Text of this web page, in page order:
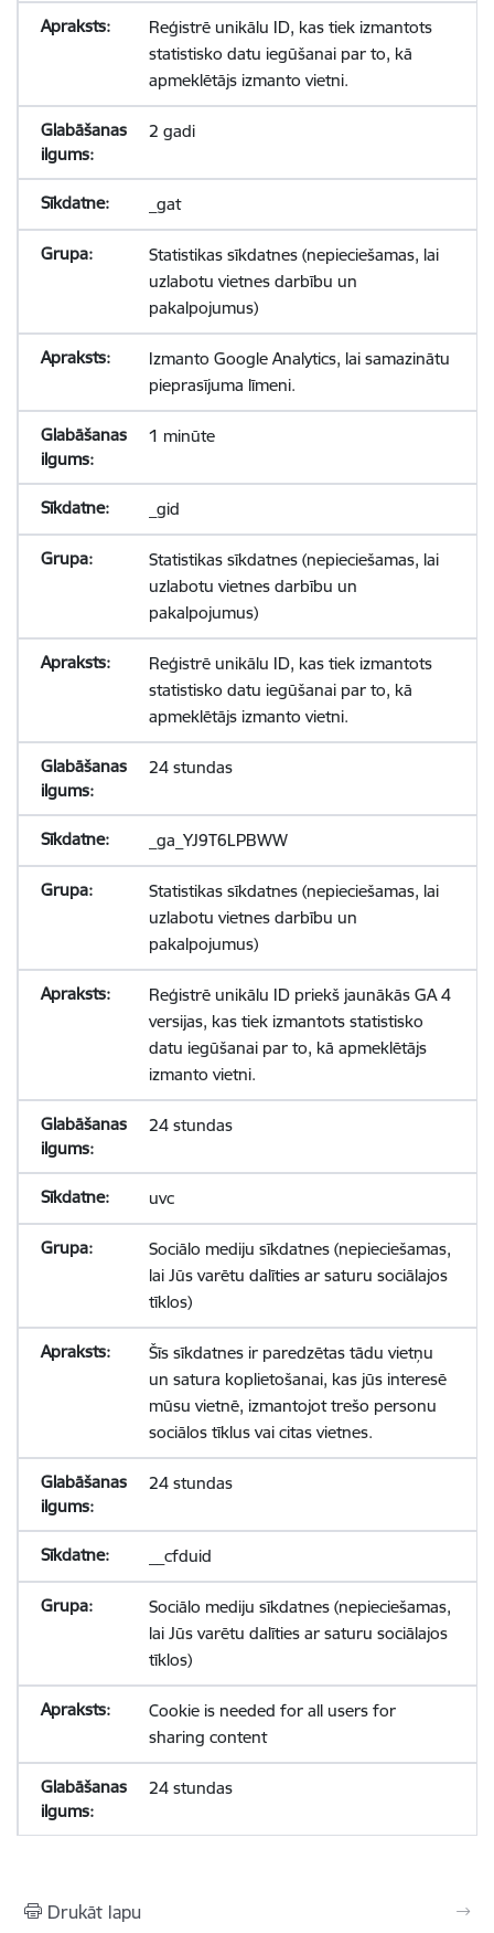
Reģistrē unikālu ID, kas tiek izmantots
statistisko datu iegūšanai par to, kā
apmeklētājs izmanto vietni.
2 gadi
_gat
Statistikas sīkdatnes (nepieciešamas, lai
uzlabotu vietnes darbību un
pakalpojumus)
Izmanto Google Analytics, lai samazinātu
pieprasījuma līmeni.
1 minūte
_gid
Statistikas sīkdatnes (nepieciešamas, lai
uzlabotu vietnes darbību un
pakalpojumus)
Reģistrē unikālu ID, kas tiek izmantots
statistisko datu iegūšanai par to, kā
apmeklētājs izmanto vietni.
24 stundas
_ga_YJ9T6LPBWW
Statistikas sīkdatnes (nepieciešamas, lai
uzlabotu vietnes darbību un
pakalpojumus)
Reģistrē unikālu ID priekš jaunākās GA 4
versijas, kas tiek izmantots statistisko
datu iegūšanai par to, kā apmeklētājs
izmanto vietni.
24 stundas
uvc
Sociālo mediju sīkdatnes (nepieciešamas,
lai Jūs varētu dalīties ar saturu sociālajos
tīklos)
Šīs sīkdatnes ir paredzētas tādu vietņu
un satura koplietošanai, kas jūs interesē
mūsu vietnē, izmantojot trešo personu
sociālos tīklus vai citas vietnes.
24 stundas
__cfduid
Sociālo mediju sīkdatnes (nepieciešamas,
lai Jūs varētu dalīties ar saturu sociālajos
tīklos)
Cookie is needed for all users for
sharing content
24 stundas
Drukāt lapu